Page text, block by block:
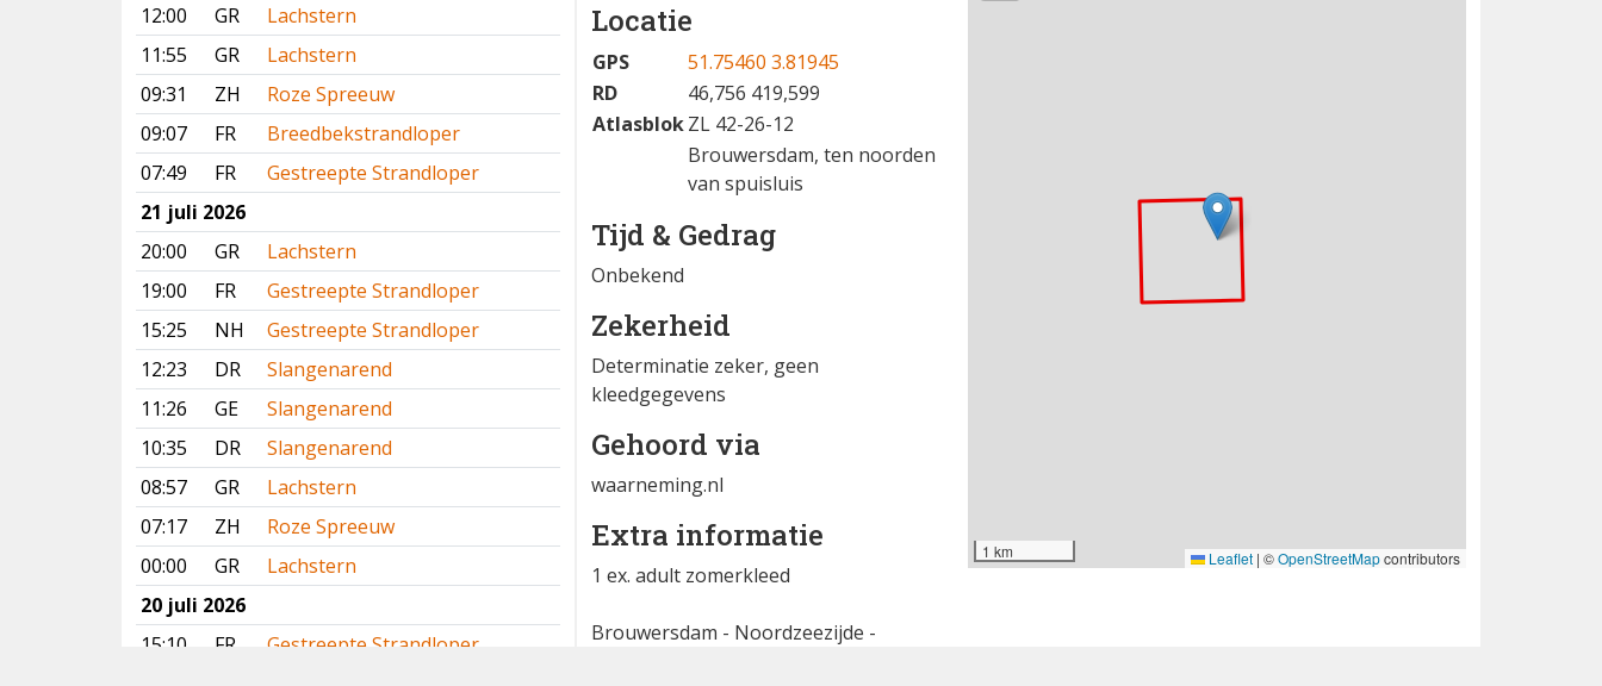
12:00
GR
Lachstern
11:55
GR
Lachstern
09:31
ZH
Roze Spreeuw
09:07
FR
Breedbekstrandloper
07:49
FR
Gestreepte Strandloper
21 juli 2026
20:00
GR
Lachstern
19:00
FR
Gestreepte Strandloper
15:25
NH
Gestreepte Strandloper
12:23
DR
Slangenarend
11:26
GE
Slangenarend
10:35
DR
Slangenarend
08:57
GR
Lachstern
07:17
ZH
Roze Spreeuw
00:00
GR
Lachstern
20 juli 2026
15:10
FR
Gestreepte Strandloper
Locatie
GPS
51.75460 3.81945
RD
46,756 419,599
AtlasblokZL 42-26-12
Brouwersdam, ten noorden
van spuisluis
Tijd & Gedrag
Onbekend
Zekerheid
Determinatie zeker, geen
kleedgegevens
Gehoord via
waarneming.nl
Extra informatie
1 ex. adult zomerkleed
Brouwersdam - Noordzeezijde -
1 km Leaflet | ©OpenStreetMapcontributors